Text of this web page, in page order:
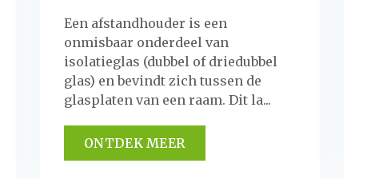
Een afstandhouder is een
onmisbaar onderdeel van
isolatieglas (dubbel of driedubbel
glas) en bevindt zich tussen de
glasplaten van een raam. Dit la...
ONTDEK MEER